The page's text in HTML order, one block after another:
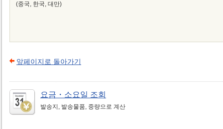
(중국, 한국, 대만)
앞페이지로 돌아가기
요금・소요일 조회
발송지, 발송물품, 중량으로 계산